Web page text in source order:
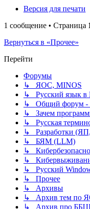
Версия для печати
1 сообщение • Страница
Вернуться в «Прочее»
Перейти
Форумы
↳ ЯОС, MINOS
↳ Русский язык
↳ Общий форум -
↳ Зачем
↳ Русская
↳ Разработки
↳ БЯМ (LLM)
↳
↳
↳ Русский
↳ Прочее
↳ Архивы
↳ Архив тем по
↳ Архив про